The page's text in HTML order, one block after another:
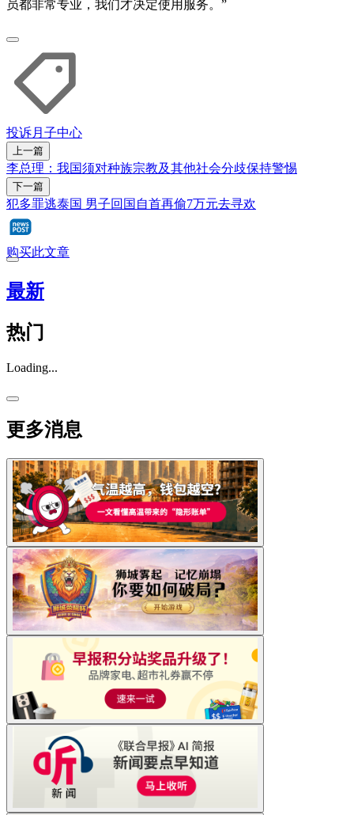
员都非常专业，我们才决定使用服务。”
投诉月子中心
上一篇
李总理：我国须对种族宗教及其他社会分歧保持警惕
下一篇
犯多罪逃泰国 男子回国自首再偷7万元去寻欢
购买此文章
最新
热门
Loading...
更多消息